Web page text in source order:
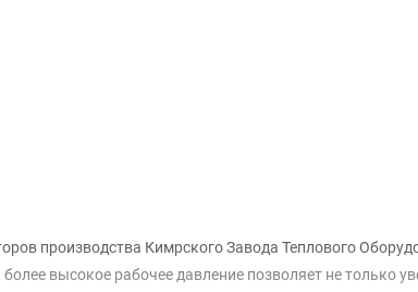
производства Кимрского Завода Теплового
высокое рабочее давление позволяет не только